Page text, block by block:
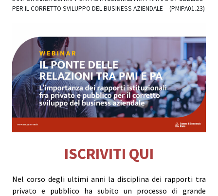
PER IL CORRETTO SVILUPPO DEL BUSINESS AZIENDALE – (PMIPA01.23)
ISCRIVITI QUI
Nel corso degli ultimi anni la disciplina dei rapporti tra
privato e pubblico ha subito un processo di grande